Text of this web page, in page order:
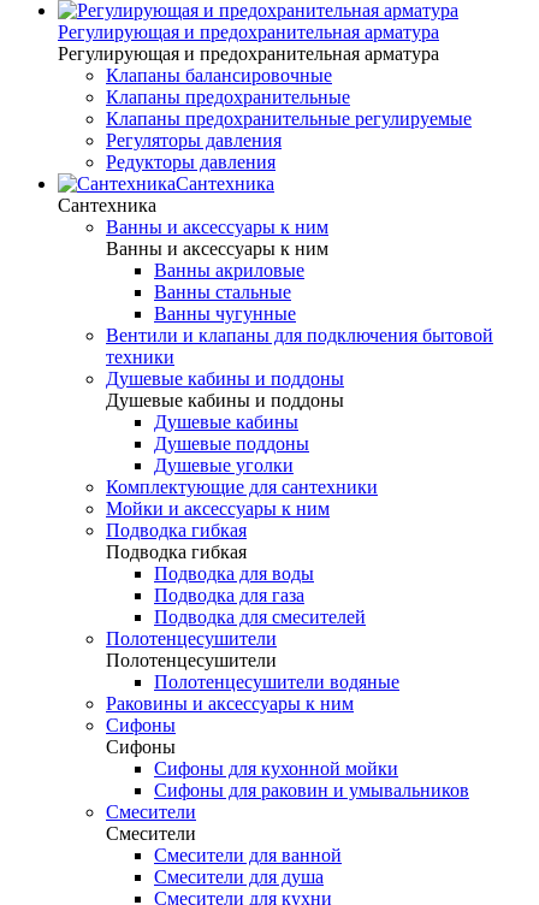
Регулирующая и предохранительная арматура
Регулирующая и предохранительная арматура
Клапаны балансировочные
Клапаны предохранительные
Клапаны предохранительные регулируемые
Регуляторы давления
Редукторы давления
Сантехника
Сантехника
Ванны и аксессуары к ним
Ванны и аксессуары к ним
Ванны акриловые
Ванны стальные
Ванны чугунные
Вентили и клапаны для подключения бытовой
техники
Душевые кабины и поддоны
Душевые кабины и поддоны
Душевые кабины
Душевые поддоны
Душевые уголки
Комплектующие для сантехники
Мойки и аксессуары к ним
Подводка гибкая
Подводка гибкая
Подводка для воды
Подводка для газа
Подводка для смесителей
Полотенцесушители
Полотенцесушители
Полотенцесушители водяные
Раковины и аксессуары к ним
Сифоны
Сифоны
Сифоны для кухонной мойки
Сифоны для раковин и умывальников
Смесители
Смесители
Смесители для ванной
Смесители для душа
Смесители для кухни